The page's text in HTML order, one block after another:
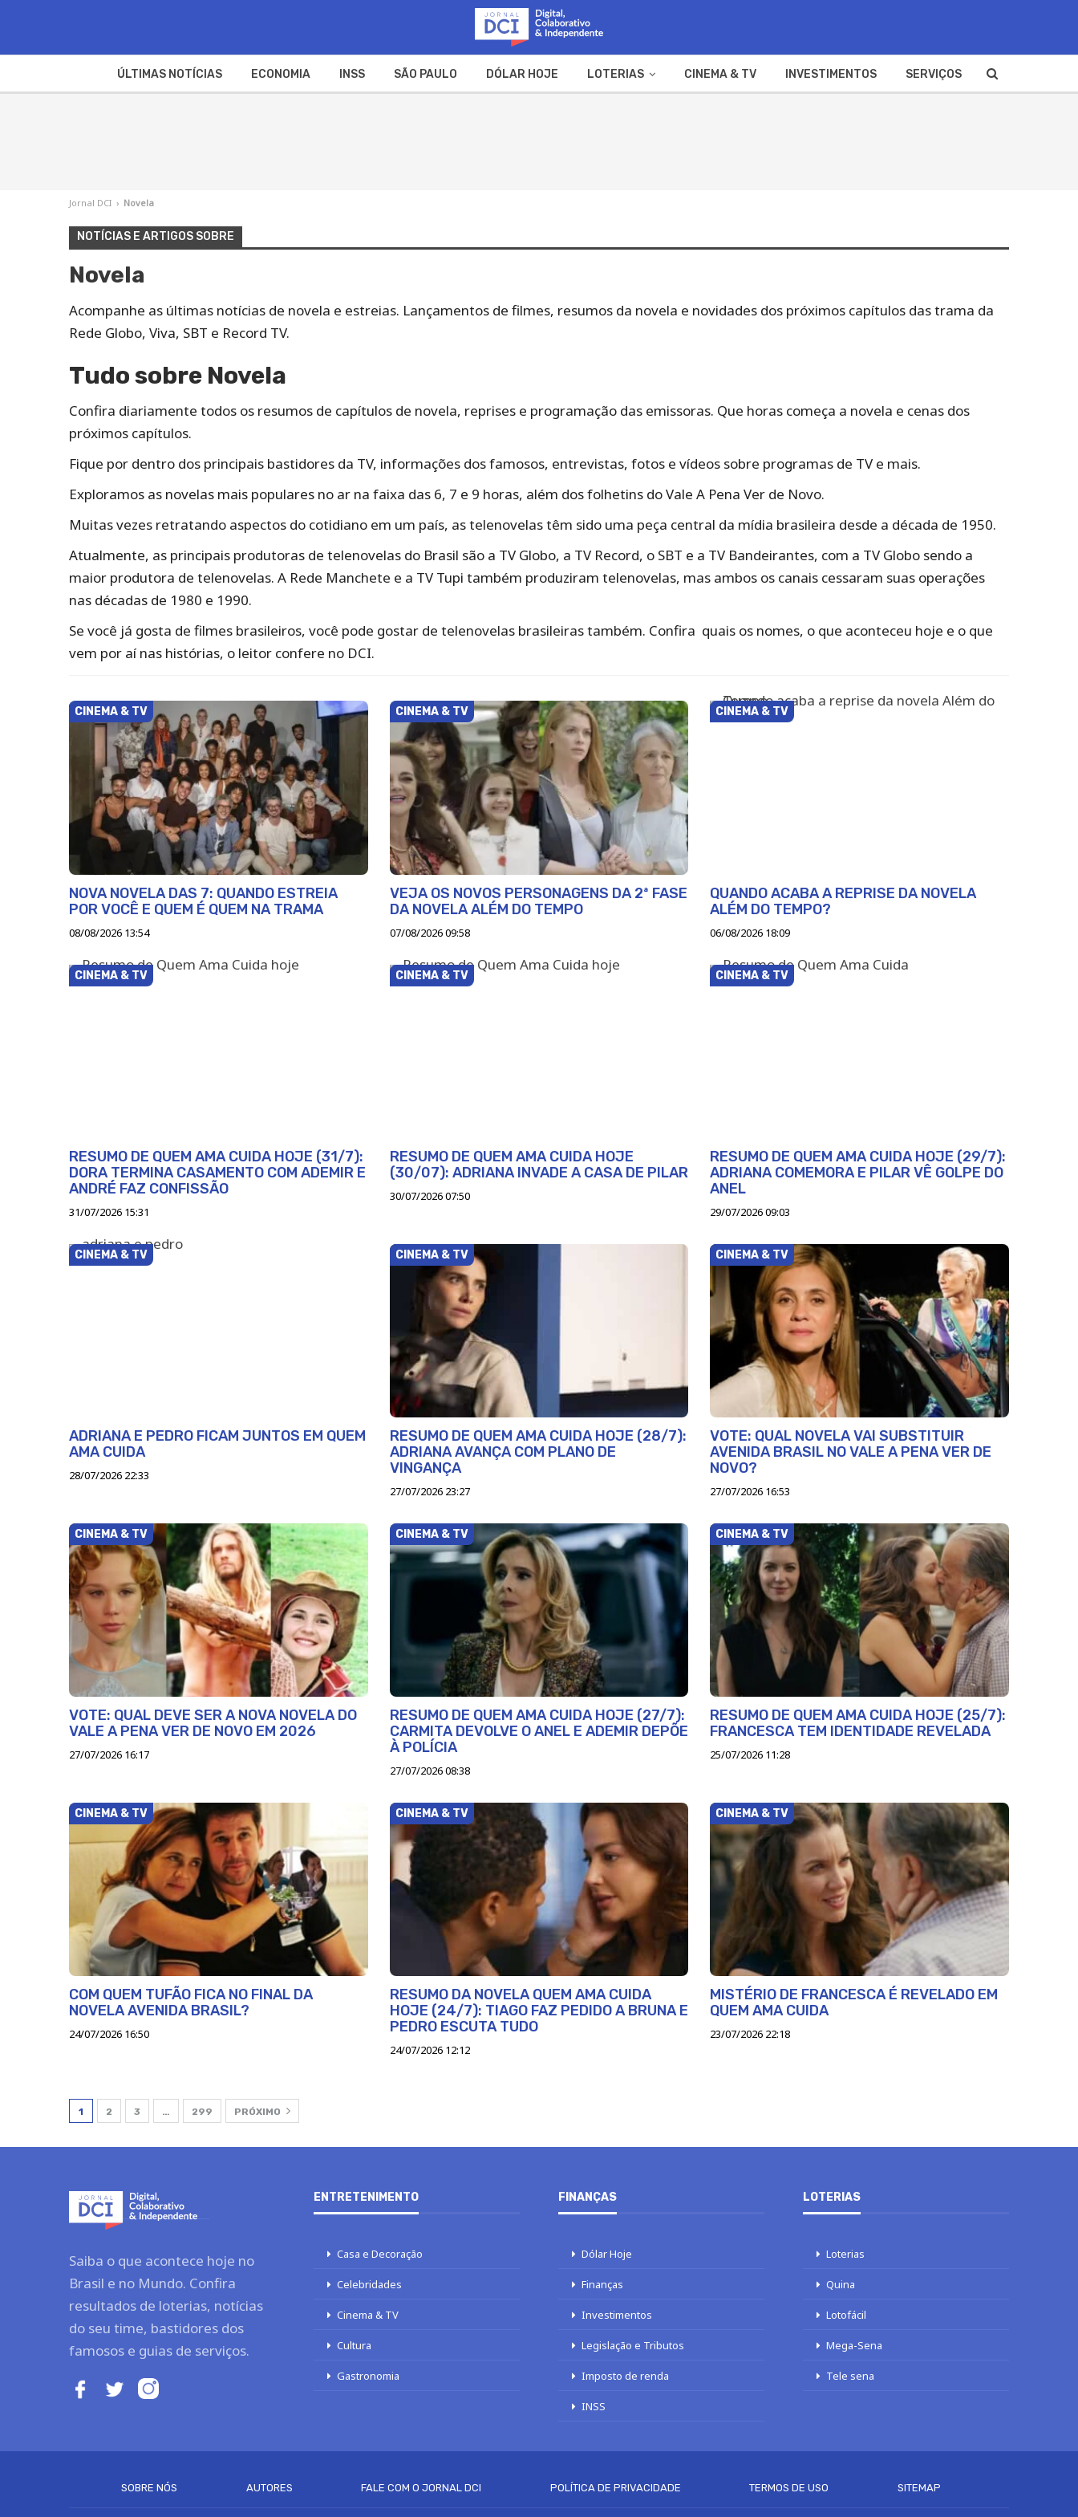
ÚLTIMAS NOTÍCIAS ECONOMIA INSS SÃO PAULO DÓLAR HOJE LOTERIAS CINEMA & TV INVESTIMENTOS SERVIÇOS
Jornal DCI › Novela
NOTÍCIAS E ARTIGOS SOBRE
Novela
Acompanhe as últimas notícias de novela e estreias. Lançamentos de filmes, resumos da novela e novidades dos próximos capítulos das trama da
Rede Globo, Viva, SBT e Record TV.
Tudo sobre Novela
Confira diariamente todos os resumos de capítulos de novela, reprises e programação das emissoras. Que horas começa a novela e cenas dos
próximos capítulos.
Fique por dentro dos principais bastidores da TV, informações dos famosos, entrevistas, fotos e vídeos sobre programas de TV e mais.
Exploramos as novelas mais populares no ar na faixa das 6, 7 e 9 horas, além dos folhetins do Vale A Pena Ver de Novo.
Muitas vezes retratando aspectos do cotidiano em um país, as telenovelas têm sido uma peça central da mídia brasileira desde a década de 1950.
Atualmente, as principais produtoras de telenovelas do Brasil são a TV Globo, a TV Record, o SBT e a TV Bandeirantes, com a TV Globo sendo a
maior produtora de telenovelas. A Rede Manchete e a TV Tupi também produziram telenovelas, mas ambos os canais cessaram suas operações
nas décadas de 1980 e 1990.
Se você já gosta de filmes brasileiros, você pode gostar de telenovelas brasileiras também. Confira quais os nomes, o que aconteceu hoje e o que
vem por aí nas histórias, o leitor confere no DCI.
CINEMA & TV
NOVA NOVELA DAS 7: QUANDO ESTREIA
POR VOCÊ E QUEM É QUEM NA TRAMA
08/08/2026 13:54
CINEMA & TV
VEJA OS NOVOS PERSONAGENS DA 2ª FASE
DA NOVELA ALÉM DO TEMPO
07/08/2026 09:58
CINEMA & TV
QUANDO ACABA A REPRISE DA NOVELA
ALÉM DO TEMPO?
06/08/2026 18:09
CINEMA & TV
RESUMO DE QUEM AMA CUIDA HOJE (31/7):
DORA TERMINA CASAMENTO COM ADEMIR E
ANDRÉ FAZ CONFISSÃO
31/07/2026 15:31
CINEMA & TV
RESUMO DE QUEM AMA CUIDA HOJE
(30/07): ADRIANA INVADE A CASA DE PILAR
30/07/2026 07:50
CINEMA & TV
RESUMO DE QUEM AMA CUIDA HOJE (29/7):
ADRIANA COMEMORA E PILAR VÊ GOLPE DO
ANEL
29/07/2026 09:03
CINEMA & TV
ADRIANA E PEDRO FICAM JUNTOS EM QUEM
AMA CUIDA
28/07/2026 22:33
CINEMA & TV
RESUMO DE QUEM AMA CUIDA HOJE (28/7):
ADRIANA AVANÇA COM PLANO DE
VINGANÇA
27/07/2026 23:27
CINEMA & TV
VOTE: QUAL NOVELA VAI SUBSTITUIR
AVENIDA BRASIL NO VALE A PENA VER DE
NOVO?
27/07/2026 16:53
CINEMA & TV
VOTE: QUAL DEVE SER A NOVA NOVELA DO
VALE A PENA VER DE NOVO EM 2026
27/07/2026 16:17
CINEMA & TV
RESUMO DE QUEM AMA CUIDA HOJE (27/7):
CARMITA DEVOLVE O ANEL E ADEMIR DEPÕE
À POLÍCIA
27/07/2026 08:38
CINEMA & TV
RESUMO DE QUEM AMA CUIDA HOJE (25/7):
FRANCESCA TEM IDENTIDADE REVELADA
25/07/2026 11:28
CINEMA & TV
COM QUEM TUFÃO FICA NO FINAL DA
NOVELA AVENIDA BRASIL?
24/07/2026 16:50
CINEMA & TV
RESUMO DA NOVELA QUEM AMA CUIDA
HOJE (24/7): TIAGO FAZ PEDIDO A BRUNA E
PEDRO ESCUTA TUDO
24/07/2026 12:12
CINEMA & TV
MISTÉRIO DE FRANCESCA É REVELADO EM
QUEM AMA CUIDA
23/07/2026 22:18
1 2 3 … 299 PRÓXIMO
Saiba o que acontece hoje no
Brasil e no Mundo. Confira
resultados de loterias, notícias
do seu time, bastidores dos
famosos e guias de serviços.
ENTRETENIMENTO
Casa e Decoração
Celebridades
Cinema & TV
Cultura
Gastronomia
FINANÇAS
Dólar Hoje
Finanças
Investimentos
Legislação e Tributos
Imposto de renda
INSS
LOTERIAS
Loterias
Quina
Lotofácil
Mega-Sena
Tele sena
SOBRE NÓS AUTORES FALE COM O JORNAL DCI POLÍTICA DE PRIVACIDADE TERMOS DE USO SITEMAP